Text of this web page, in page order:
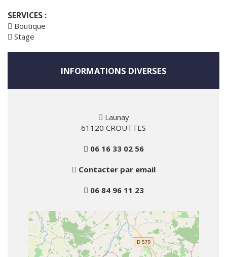
SERVICES :
Boutique
Stage
INFORMATIONS DIVERSES
Launay
61120 CROUTTES
06 16 33 02 56
Contacter par email
06 84 96 11 23